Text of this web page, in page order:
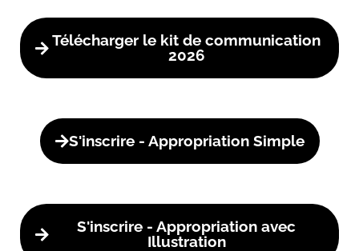
Télécharger le kit de communication
2026
S'inscrire - Appropriation Simple
S'inscrire - Appropriation avec
Illustration